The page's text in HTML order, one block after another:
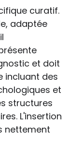
curatif.
adaptée
et doit
incluant des
et
structures
L'insertion
nettement